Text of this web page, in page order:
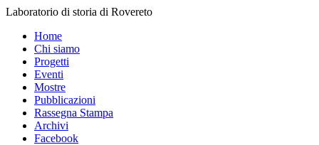
Laboratorio di storia di Rovereto
Home
Chi siamo
Progetti
Eventi
Mostre
Pubblicazioni
Rassegna Stampa
Archivi
Facebook